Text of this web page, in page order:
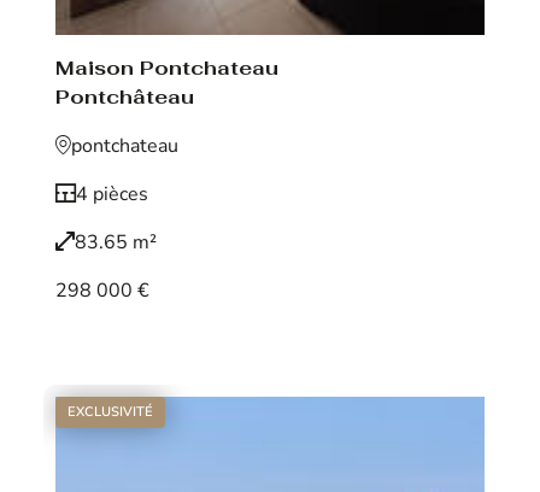
Maison Pontchateau
Pontchâteau
pontchateau
4 pièces
83.65 m²
298 000 €
EXCLUSIVITÉ